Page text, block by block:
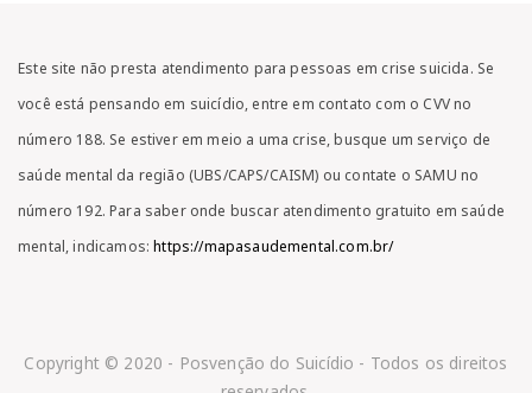
Este site não presta atendimento para pessoas em crise suicida. Se
você está pensando em suicídio, entre em contato com o CVV no
número 188. Se estiver em meio a uma crise, busque um serviço de
saúde mental da região (UBS/CAPS/CAISM) ou contate o SAMU no
número 192. Para saber onde buscar atendimento gratuito em saúde
mental, indicamos: https://mapasaudemental.com.br/
Copyright © 2020 - Posvenção do Suicídio - Todos os direitos